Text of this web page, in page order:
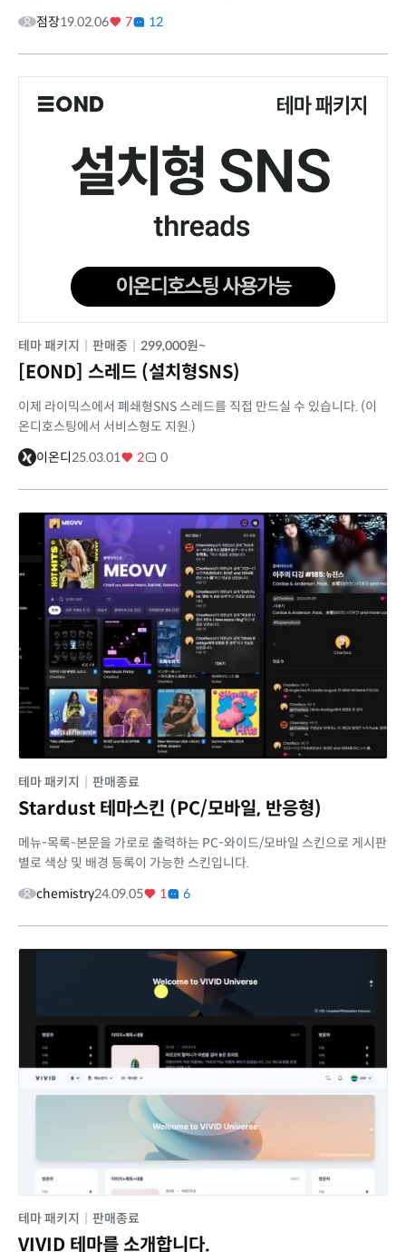
점장19.02.06 7 12
테마 패키지 판매중 299,000원~
[EOND] 스레드 (설치형SNS)
이제 라이믹스에서 폐쇄형SNS 스레드를 직접 만드실 수 있습니다. (이
온디호스팅에서 서비스형도 지원.)
이온디25.03.01 2 0
테마 패키지 판매종료
Stardust 테마스킨 (PC/모바일, 반응형)
메뉴-목록-본문을 가로로 출력하는 PC-와이드/모바일 스킨으로 게시판
별로 색상 및 배경 등록이 가능한 스킨입니다.
chemistry24.09.05 1 6
테마 패키지 판매종료
VIVID 테마를 소개합니다.